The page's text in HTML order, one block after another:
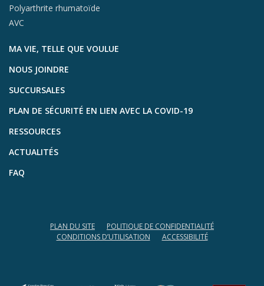
Polyarthrite rhumatoïde
AVC
MA VIE, TELLE QUE VOULUE
NOUS JOINDRE
SUCCURSALES
PLAN DE SÉCURITÉ EN LIEN AVEC LA COVID-19
RESSOURCES
ACTUALITÉS
FAQ
PLAN DU SITE
POLITIQUE DE CONFIDENTIALITÉ
CONDITIONS D’UTILISATION
ACCESSIBILITÉ
(opens in a new tab)(opens in a new tab)